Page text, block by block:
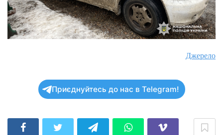
Джерело
Приєднуйтесь до нас в Telegram!